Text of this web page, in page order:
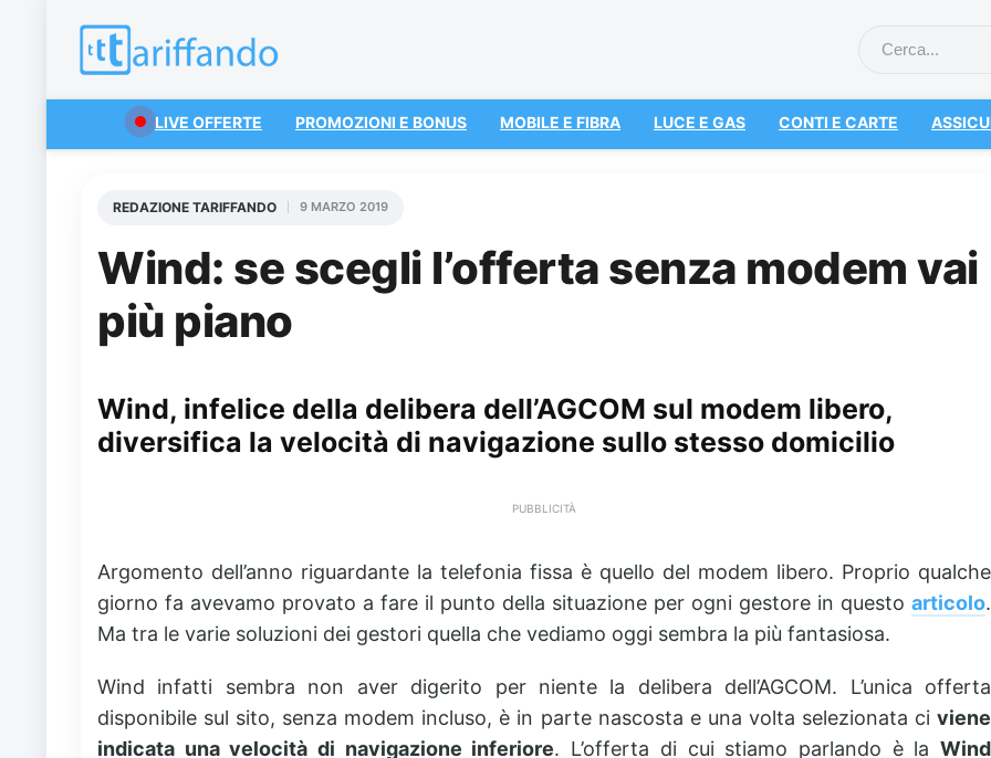
LIVE OFFERTE PROMOZIONI E BONUS MOBILE E FIBRA LUCE E GAS CONTI E CARTE
Wind: se scegli l’offerta senza modem vai
più piano
REDAZIONE TARIFFANDO 9 MARZO 2019
Wind, infelice della delibera dell’AGCOM sul modem libero,
diversifica la velocità di navigazione sullo stesso domicilio
PUBBLICITÀ
Argomento dell’anno riguardante la telefonia fissa è quello del modem libero. Proprio qualche
giorno fa avevamo provato a fare il punto della situazione per ogni gestore in questo articolo.
Ma tra le varie soluzioni dei gestori quella che vediamo oggi sembra la più fantasiosa.
Wind infatti sembra non aver digerito per niente la delibera dell’AGCOM. L’unica offerta
disponibile sul sito, senza modem incluso, è in parte nascosta e una volta selezionata ci viene
indicata una velocità di navigazione inferiore. L’offerta di cui stiamo parlando è laWind